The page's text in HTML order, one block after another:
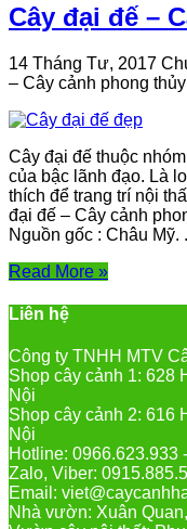
Cây đại đế –
14 Tháng Tư, 2017
– Cây cảnh phong thủy
Cây đại đế thuộc
của bậc lãnh đạo. Là
thích để trang trí nội
đại đế – Cây cảnh
Nguồn gốc : Châu Mỹ.
Read More »
Liên hệ
Công ty TNHH MTV
Shop cây cảnh 1: 628
Nội
Shop cây cảnh 2: 616
Nội
Hotline: 0966.623.933
Zalo, Viber:
Email:
Nhà vườn: Xuân